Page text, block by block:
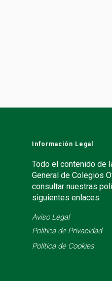
Información Legal
Todo el contenido de
General de Colegios
consultar nuestras
siguientes enlaces.
Aviso Legal
Política de Privacidad
Política de Cookies